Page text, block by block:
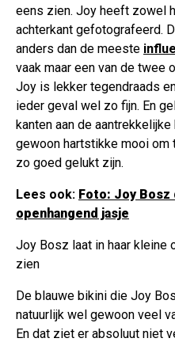
eens zien. Joy heeft zowel
achterkant gefotografeerd.
anders dan de meeste
vaak maar een van de twee
Joy is lekker tegendraads
ieder geval wel zo fijn. En
kanten aan de
gewoon hartstikke mooi om
zo goed gelukt zijn.
Lees ook: Foto: Joy Bosz
openhangend jasje
Joy Bosz laat in haar
zien
De blauwe bikini die Joy
natuurlijk wel gewoon veel
En dat ziet er absoluut niet